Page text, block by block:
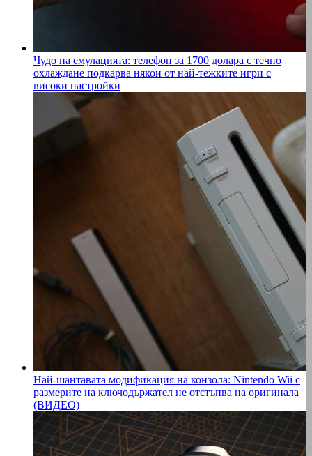
Чудо на емулацията: телефон за 1700 долара с течно
охлаждане подкарва някои от най-тежките игри с
високи настройки
Най-шантавата модификация на конзола: Nintendo Wii с
размерите на ключодържател не отстъпва на оригинала
(ВИДЕО)